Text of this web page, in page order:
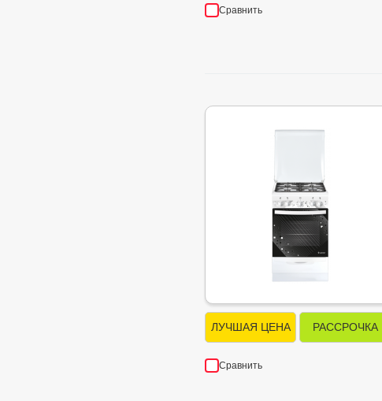
Сравнить
ЛУЧШАЯ ЦЕНА РАССРОЧКА
Сравнить